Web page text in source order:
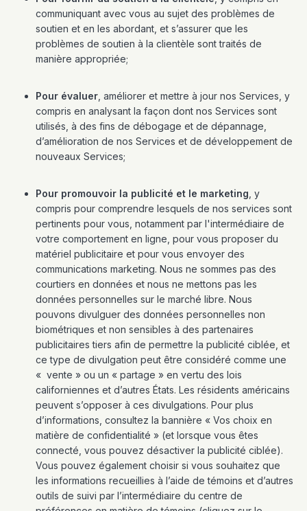
communiquant avec vous au sujet des problèmes de
soutien et en les abordant, et s’assurer que les
problèmes de soutien à la clientèle sont traités de
manière appropriée;
Pour évaluer , améliorer et mettre à jour nos Services, y
compris en analysant la façon dont nos Services sont
utilisés, à des fins de débogage et de dépannage,
d’amélioration de nos Services et de développement de
nouveaux Services;
Pour promouvoir la publicité et le marketing , y
compris pour comprendre lesquels de nos services sont
pertinents pour vous, notamment par l'intermédiaire de
votre comportement en ligne, pour vous proposer du
matériel publicitaire et pour vous envoyer des
communications marketing. Nous ne sommes pas des
courtiers en données et nous ne mettons pas les
données personnelles sur le marché libre. Nous
pouvons divulguer des données personnelles non
biométriques et non sensibles à des partenaires
publicitaires tiers afin de permettre la publicité ciblée, et
ce type de divulgation peut être considéré comme une
« vente » ou un « partage » en vertu des lois
californiennes et d’autres États. Les résidents américains
peuvent s’opposer à ces divulgations. Pour plus
d’informations, consultez la bannière « Vos choix en
matière de confidentialité » (et lorsque vous êtes
connecté, vous pouvez désactiver la publicité ciblée).
Vous pouvez également choisir si vous souhaitez que
les informations recueillies à l’aide de témoins et d’autres
outils de suivi par l’intermédiaire du centre de